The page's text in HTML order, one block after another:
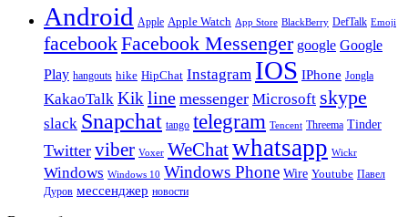
Android Apple Apple Watch App Store BlackBerry DefTalk Emoji
facebookFacebook Messenger google Google
Play hangouts hike HipChat Instagram IOS IPhone Jongla
KakaoTalk Kik line messenger Microsoft skype
slack Snapchat tango telegram Tencent Threema Tinder
Twitter viber Voxer WeChatwhatsapp Wickr
Windows Windows 10 Windows Phone Wire Youtube Павел
Дуров мессенджер новости